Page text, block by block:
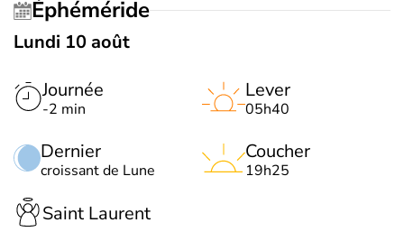
Éphéméride
Lundi 10 août
Journée
-2 min
Dernier
croissant de Lune
Lever
05h40
Coucher
19h25
Saint Laurent